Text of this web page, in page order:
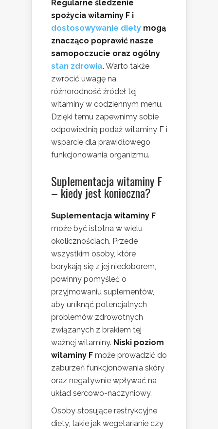
Regularne śledzenie
spożycia witaminy F i
dostosowywanie diety mogą
znacząco poprawić nasze
samopoczucie oraz ogólny
stan zdrowia.Warto także
zwrócić uwagę na
różnorodność źródeł tej
witaminy w codziennym menu.
Dzięki temu zapewnimy sobie
odpowiednią podaż witaminy F i
wsparcie dla prawidłowego
funkcjonowania organizmu.
Suplementacja witaminy F
– kiedy jest konieczna?
Suplementacja witaminy F
może być istotna w wielu
okolicznościach. Przede
wszystkim osoby, które
borykają się z jej niedoborem,
powinny pomyśleć o
przyjmowaniu suplementów,
aby uniknąć potencjalnych
problemów zdrowotnych
związanych z brakiem tej
ważnej witaminy. Niski poziom
witaminy F może prowadzić do
zaburzeń funkcjonowania skóry
oraz negatywnie wpływać na
układ sercowo-naczyniowy.
Osoby stosujące restrykcyjne
diety, takie jak wegetarianie czy